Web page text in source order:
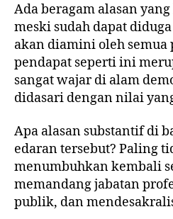
Ada beragam alasan
meski sudah dapat
akan diamini oleh semua
pendapat seperti ini
sangat wajar di alam
didasari dengan nilai
Apa alasan substantif di
edaran tersebut? Paling
menumbuhkan kembali
memandang jabatan
publik, dan